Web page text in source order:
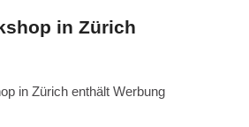
in Zürich
in Zürich enthält Werbung